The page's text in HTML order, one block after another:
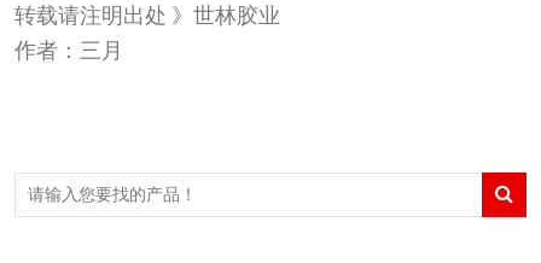
转载请注明出处 》世林胶业
作者：三月